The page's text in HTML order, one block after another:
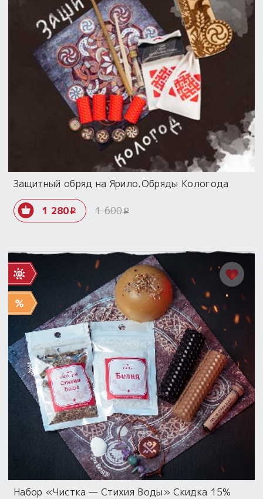
Защитный обряд на Ярило.Обряды Кологода
1 280i 1 600i
Набор «Чистка — Стихия Воды» Скидка 15%